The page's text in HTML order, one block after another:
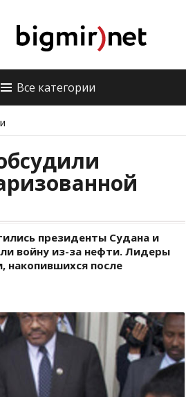
Все категории
президенты Судана и
войну из-за нефти. Лидеры
накопившихся после